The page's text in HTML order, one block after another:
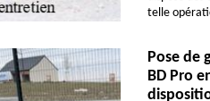
telle
Pose de
BD Pro